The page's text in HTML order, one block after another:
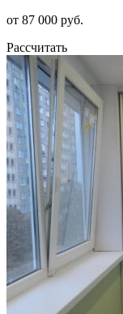
от 87 000 руб.
Рассчитать